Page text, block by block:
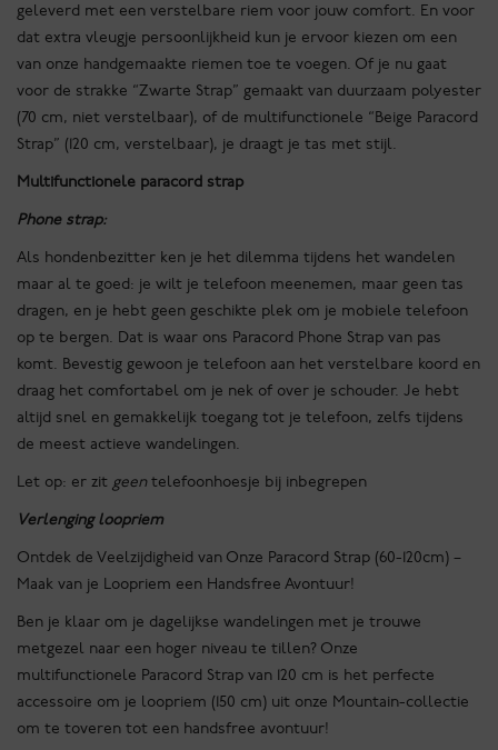
geleverd met een verstelbare riem voor jouw comfort. En voor
dat extra vleugje persoonlijkheid kun je ervoor kiezen om een
van onze handgemaakte riemen toe te voegen. Of je nu gaat
voor de strakke “Zwarte Strap” gemaakt van duurzaam polyester
(70 cm, niet verstelbaar), of de multifunctionele “Beige Paracord
Strap” (120 cm, verstelbaar), je draagt je tas met stijl.
Multifunctionele paracord strap
Phone strap:
Als hondenbezitter ken je het dilemma tijdens het wandelen
maar al te goed: je wilt je telefoon meenemen, maar geen tas
dragen, en je hebt geen geschikte plek om je mobiele telefoon
op te bergen. Dat is waar ons Paracord Phone Strap van pas
komt. Bevestig gewoon je telefoon aan het verstelbare koord en
draag het comfortabel om je nek of over je schouder. Je hebt
altijd snel en gemakkelijk toegang tot je telefoon, zelfs tijdens
de meest actieve wandelingen.
Let op: er zit geentelefoonhoesje bij inbegrepen
Verlenging loopriem
Ontdek de Veelzijdigheid van Onze Paracord Strap (60-120cm) –
Maak van je Loopriem een Handsfree Avontuur!
Ben je klaar om je dagelijkse wandelingen met je trouwe
metgezel naar een hoger niveau te tillen? Onze
multifunctionele Paracord Strap van 120 cm is het perfecte
accessoire om je loopriem (150 cm) uit onze Mountain-collectie
om te toveren tot een handsfree avontuur!